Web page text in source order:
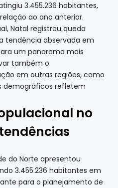
3.455.236 habitantes,
ao ano anterior.
Natal registrou queda
tendência observada em
um panorama mais
também o
em outras regiões, como
demográficos refletem
no
do Norte apresentou
3.455.236 habitantes em
para o planejamento de